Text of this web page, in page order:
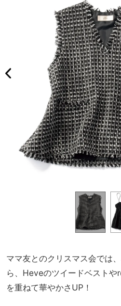
ママ友とのクリスマス会では
ら、Heveのツイードベスト
を重ねて華やかさUP！